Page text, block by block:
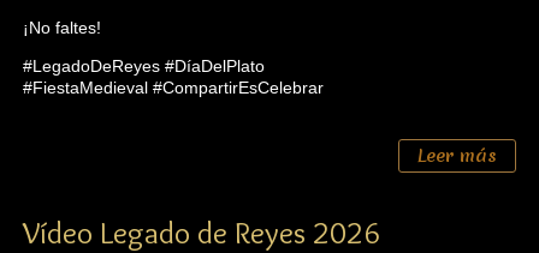
¡No faltes!
#LegadoDeReyes #DíaDelPlato
#FiestaMedieval #CompartirEsCelebrar
Leer más
Vídeo Legado de Reyes 2026